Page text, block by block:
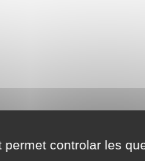
controlar les